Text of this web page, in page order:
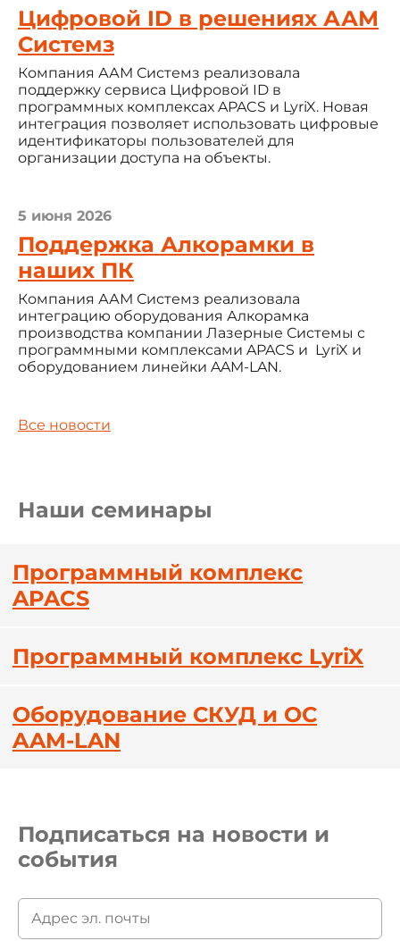
Цифровой ID в решениях ААМ
Системз
Компания ААМ Системз реализовала
поддержку сервиса Цифровой ID в
программных комплексах APACS и LyriX. Новая
интеграция позволяет использовать цифровые
идентификаторы пользователей для
организации доступа на объекты.
5 июня 2026
Поддержка Алкорамки в
наших ПК
Компания ААМ Системз реализовала
интеграцию оборудования Алкорамка
производства компании Лазерные Системы с
программными комплексами APACS и LyriX и
оборудованием линейки AAM-LAN.
Все новости
Наши семинары
Программный комплекс
APACS
Программный комплекс LyriX
Оборудование СКУД и ОС
AAM-LAN
Подписаться на новости и
события